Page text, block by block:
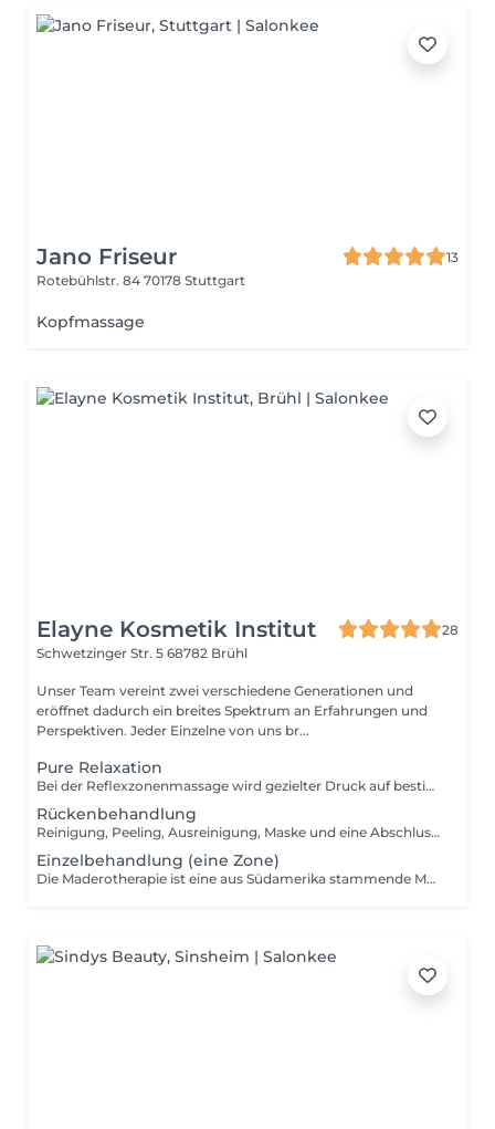
Jano Friseur
13
Rotebühlstr. 84 70178 Stuttgart
Kopfmassage
Elayne Kosmetik Institut
28
Schwetzinger Str. 5 68782 Brühl
Unser Team vereint zwei verschiedene Generationen und
eröffnet dadurch ein breites Spektrum an Erfahrungen und
Perspektiven. Jeder Einzelne von uns br...
Pure Relaxation
Bei der Reflexzonenmassage wird gezielter Druck auf bestimmte Bereiche der Füße/Hände ausgeübt, die bestimmten Körperregionen entsprechen. Die Reflexzonenmassage ist eine sofort entspannende und beruhigende Behandlung die jedem hilft, der unter Stress leidet. Kopfmassage/ Rückenmassage: Du leidest häufig unter Kopfschmerzen oder Rückenschmerzen z.B. aufgrund von Verspannungen? Dann ist eine entspannende Kopfmassage/Rückenmassage vielleicht genau das Richtige für dich. Verspannungen aus dem Schulter- und Nackenbereich ziehen oft bis in den Kopf und sorgen dort für Schmerzen. Der Kopf beziehungsweise die Haut wird mit pflegenden, regenerierenden und beruhigenden Aromaölen behandelt, während gezielte Druckpunkte helfen, Verspannungen zu lösen.
Rückenbehandlung
Reinigung, Peeling, Ausreinigung, Maske und eine Abschlusspflege
Einzelbehandlung (eine Zone)
Die Maderotherapie ist eine aus Südamerika stammende Massagetechnik, bei der speziell geformte Holzinstrumente eingesetzt werden. Diese regen den Lymphfluss an, lösen Verspannungen, aktivieren den Stoffwechsel und unterstützen den natürlichen Abtransport von Flüssigkeiten aus dem Gewebe. Gleichzeitig trägt die tiefe Gewebestimulation zur sichtbaren Reduktion von Cellulite und zur Straffung der Haut bei. Ob zur Körperformung, zur Entspannung oder zur Verbesserung des Hautbildes die Maderotherapie bietet eine natürliche, ganzheitliche Behandlung, die Körper und Wohlbefinden nachhaltig unterstützt. Wir bieten individuell zu Ihre Bedürfnisse Paketpreise an. Es sind ab Preise und wird nach der verschiedene Zone unterschiedlich berechnet.